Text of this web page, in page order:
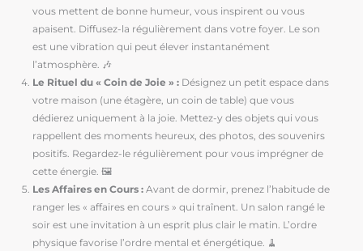
vous mettent de bonne humeur, vous inspirent ou vous
apaisent. Diffusez-la régulièrement dans votre foyer. Le son
est une vibration qui peut élever instantanément
l’atmosphère. 🎶
Le Rituel du « Coin de Joie » : Désignez un petit espace dans
votre maison (une étagère, un coin de table) que vous
dédierez uniquement à la joie. Mettez-y des objets qui vous
rappellent des moments heureux, des photos, des souvenirs
positifs. Regardez-le régulièrement pour vous imprégner de
cette énergie. 🖼️
Les Affaires en Cours : Avant de dormir, prenez l’habitude de
ranger les « affaires en cours » qui traînent. Un salon rangé le
soir est une invitation à un esprit plus clair le matin. L’ordre
physique favorise l’ordre mental et énergétique. 🧹